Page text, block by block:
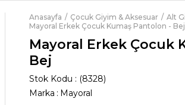
Anasayfa Çocuk Giyim & Aksesuar Alt
Mayoral Erkek Çocuk Kumaş Pantolon - Bej
Mayoral Erkek Çocuk
Bej
Stok Kodu
(8328)
Marka : Mayoral